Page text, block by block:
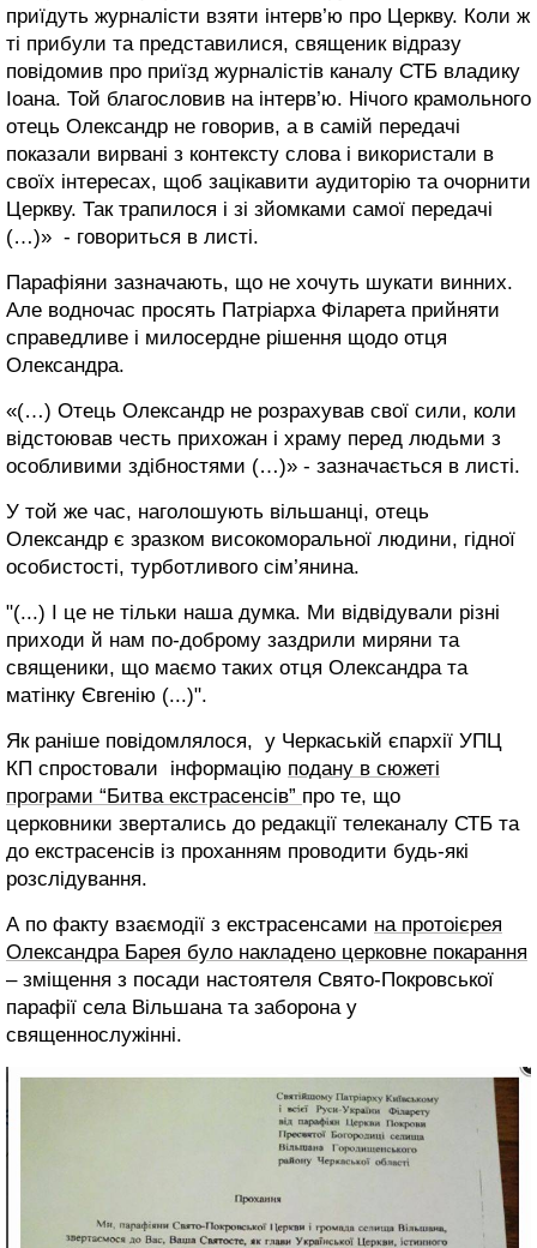
приїдуть журналісти взяти інтерв’ю про Церкву. Коли ж
ті прибули та представилися, священик відразу
повідомив про приїзд журналістів каналу СТБ владику
Іоана. Той благословив на інтерв’ю. Нічого крамольного
отець Олександр не говорив, а в самій передачі
показали вирвані з контексту слова і використали в
своїх інтересах, щоб зацікавити аудиторію та очорнити
Церкву. Так трапилося і зі зйомками самої передачі
(…)» - говориться в листі.
Парафіяни зазначають, що не хочуть шукати винних.
Але водночас просять Патріарха Філарета прийняти
справедливе і милосердне рішення щодо отця
Олександра.
«(…) Отець Олександр не розрахував свої сили, коли
відстоював честь прихожан і храму перед людьми з
особливими здібностями (…)» - зазначається в листі.
У той же час, наголошують вільшанці, отець
Олександр є зразком високоморальної людини, гідної
особистості, турботливого сім’янина.
"(...) І це не тільки наша думка. Ми відвідували різні
приходи й нам по-доброму заздрили миряни та
священики, що маємо таких отця Олександра та
матінку Євгенію (...)".
Як раніше повідомлялося, у Черкаській єпархії УПЦ
КП спростовали інформацію подану в сюжеті
програми “Битва екстрасенсів” про те, що
церковники звертались до редакції телеканалу СТБ та
до екстрасенсів із проханням проводити будь-які
розслідування.
А по факту взаємодії з екстрасенсами на протоієрея
Олександра Барея було накладено церковне покарання
– зміщення з посади настоятеля Свято-Покровської
парафії села Вільшана та заборона у
священнослужінні.